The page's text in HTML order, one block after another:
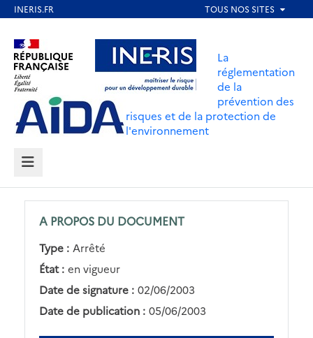
contenu
principal
Aller au contenu Aller au menu
Aller au pied de page
La
réglementation
de la
prévention des
risques et de la protection de
l'environnement
MENU
A PROPOS DU DOCUMENT
Type : Arrêté
État : en vigueur
Date de signature : 02/06/2003
Date de publication : 05/06/2003